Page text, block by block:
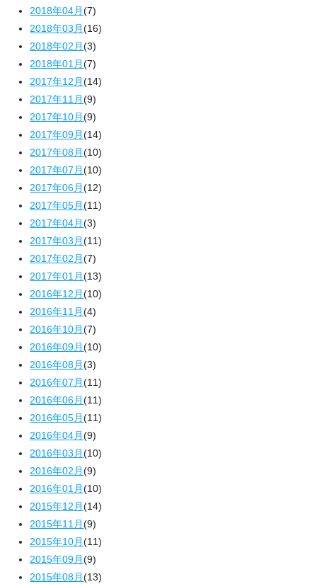
2018年04月(7)
2018年03月(16)
2018年02月(3)
2018年01月(7)
2017年12月(14)
2017年11月(9)
2017年10月(9)
2017年09月(14)
2017年08月(10)
2017年07月(10)
2017年06月(12)
2017年05月(11)
2017年04月(3)
2017年03月(11)
2017年02月(7)
2017年01月(13)
2016年12月(10)
2016年11月(4)
2016年10月(7)
2016年09月(10)
2016年08月(3)
2016年07月(11)
2016年06月(11)
2016年05月(11)
2016年04月(9)
2016年03月(10)
2016年02月(9)
2016年01月(10)
2015年12月(14)
2015年11月(9)
2015年10月(11)
2015年09月(9)
2015年08月(13)